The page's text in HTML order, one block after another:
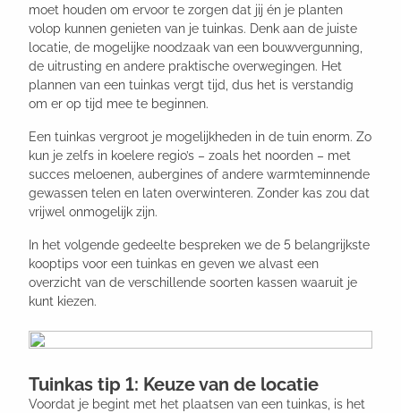
moet houden om ervoor te zorgen dat jij én je planten
volop kunnen genieten van je tuinkas. Denk aan de juiste
locatie, de mogelijke noodzaak van een bouwvergunning,
de uitrusting en andere praktische overwegingen. Het
plannen van een tuinkas vergt tijd, dus het is verstandig
om er op tijd mee te beginnen.
Een tuinkas vergroot je mogelijkheden in de tuin enorm. Zo
kun je zelfs in koelere regio’s – zoals het noorden – met
succes meloenen, aubergines of andere warmteminnende
gewassen telen en laten overwinteren. Zonder kas zou dat
vrijwel onmogelijk zijn.
In het volgende gedeelte bespreken we de 5 belangrijkste
kooptips voor een tuinkas en geven we alvast een
overzicht van de verschillende soorten kassen waaruit je
kunt kiezen.
Tuinkas tip 1: Keuze van de locatie
Voordat je begint met het plaatsen van een tuinkas, is het